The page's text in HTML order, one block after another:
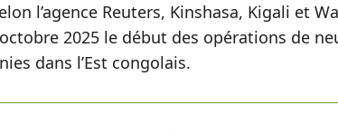
l’agence Reuters, Kinshasa, Kigali et
2025 le début des opérations de
dans l’Est congolais.